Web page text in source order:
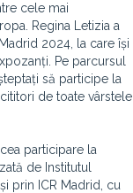
cele mai
Regina Letizia a
2024, la care își
Pe parcursul
să participe la
de toate vârstele
participare la
de Institutul
prin ICR Madrid, cu